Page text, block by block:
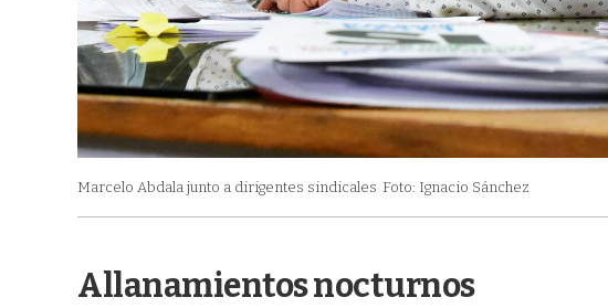
Marcelo Abdala junto a dirigentes sindicales Foto: Ignacio Sánchez
Allanamientos nocturnos